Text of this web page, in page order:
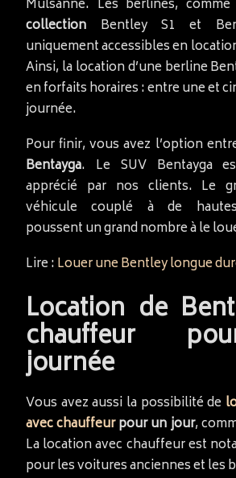
Mulsanne. Les berlines,
collection Bentley S1 et
uniquement accessibles en
Ainsi, la location d’une berline
en forfaits horaires : entre une et
journée.
Pour finir, vous avez l’option
Bentayga. Le SUV Bentayga
apprécié par nos clients. Le
véhicule couplé à de hautes
poussent un grand nombre à le
Lire :Louer une Bentley longue
Location de
chauffeur
journée
Vous avez aussi la possibilité de
avec chauffeurpour un jour,
La location avec chauffeur est
pour les voitures anciennes et les